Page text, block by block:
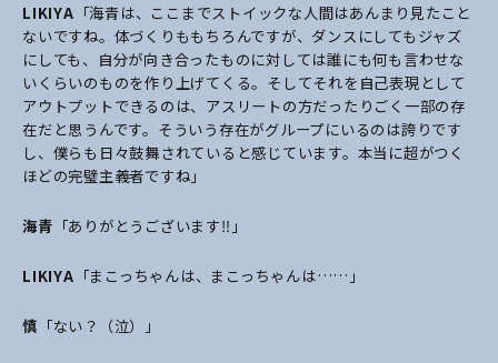
LIKIYA 「海青は、ここまでストイックな人間はあんまり見たこと
ないですね。体づくりももちろんですが、ダンスにしてもジャズ
にしても、自分が向き合ったものに対しては誰にも何も言わせな
いくらいのものを作り上げてくる。そしてそれを自己表現として
アウトプットできるのは、アスリートの方だったりごく一部の存
在だと思うんです。そういう存在がグループにいるのは誇りです
し、僕らも日々鼓舞されていると感じています。本当に超がつく
ほどの完璧主義者ですね」
海青 「ありがとうございます‼️」
LIKIYA 「まこっちゃんは、まこっちゃんは……」
慎 「ない？（泣）」